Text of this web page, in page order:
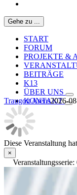
Gehe zu ...
START
FORUM
PROJEKTE &
BEITRÄGE
K13
ÜBER UNS
KONTAKT
Traugott Arens2026-
Diese Veranstaltung
×
Veranstaltungsserie: